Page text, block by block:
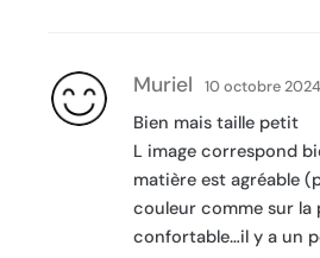
Muriel 10 octobre 2024
Bien mais taille petit
L image correspond
matière est agréable
couleur comme sur la
confortable…il y a un